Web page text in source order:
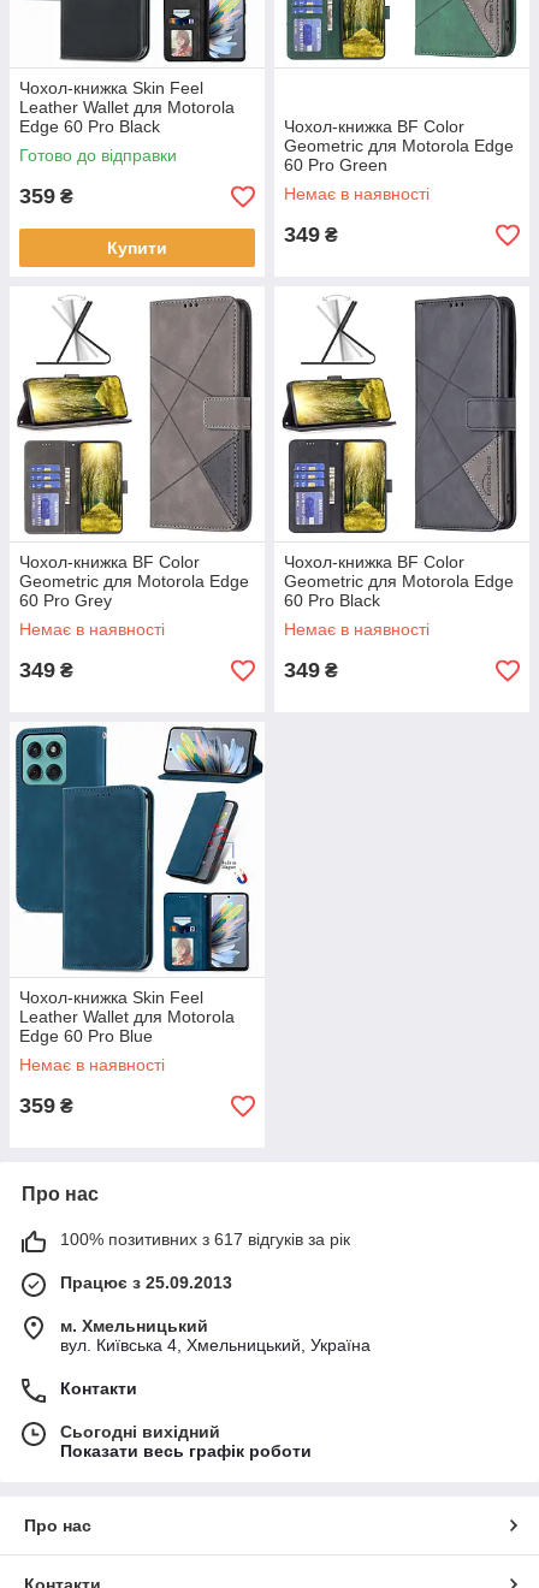
Чохол-книжка Skin Feel
Leather Wallet для Motorola
Edge 60 Pro Black
Готово до відправки
359 ₴
Купити
Чохол-книжка BF Color
Geometric для Motorola Edge
60 Pro Green
Немає в наявності
349 ₴
Чохол-книжка BF Color
Geometric для Motorola Edge
60 Pro Grey
Немає в наявності
349 ₴
Чохол-книжка BF Color
Geometric для Motorola Edge
60 Pro Black
Немає в наявності
349 ₴
Чохол-книжка Skin Feel
Leather Wallet для Motorola
Edge 60 Pro Blue
Немає в наявності
359 ₴
Про нас
100% позитивних з 617 відгуків за рік
Працює з 25.09.2013
м. Хмельницький
вул. Київська 4, Хмельницький, Україна
Контакти
Сьогодні вихідний
Показати весь графік роботи
Про нас